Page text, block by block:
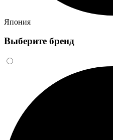
Япония
Выберите бренд